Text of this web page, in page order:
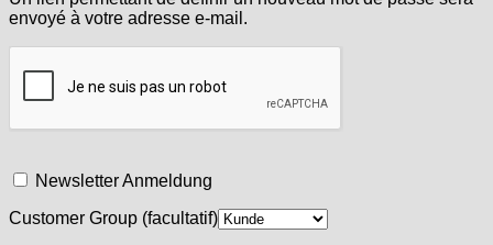
envoyé à votre adresse e-mail.
Newsletter Anmeldung
Customer Group (facultatif)